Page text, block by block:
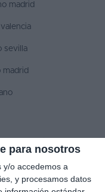
para nosotros
y/o accedemos a
y procesamos datos
madrid
sevilla
madrid
SÍGUENOS